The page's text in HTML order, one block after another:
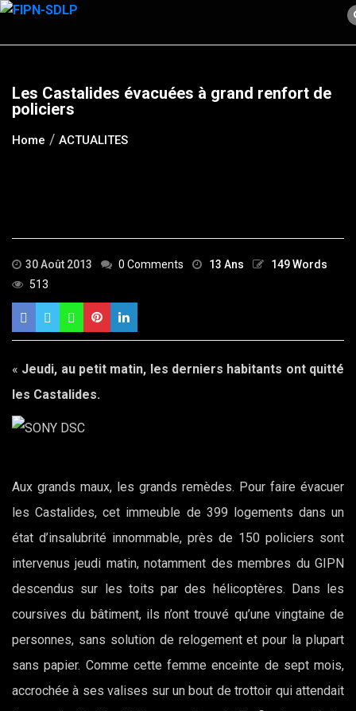
Skip
content
Les Castalides évacuées à grand renfort de
policiers
Home ACTUALITES
30 Août 2013 0 Comments 13 Ans
149 Words
513
« Jeudi, au petit matin, les derniers habitants ont quitté
les Castalides.
Aux grands maux, les grands remèdes. Pour faire évacuer
les Castalides, cet immeuble de 399 logements dans un
état d’insalubrité innommable, près de 150 policiers sont
intervenus jeudi matin, notamment des membres du GIPN
descendus sur les toits par des hélicoptères. Dans les
coursives du bâtiment, ils n’ont trouvé qu’une vingtaine de
personnes, sans solution de relogement et pour la plupart
sans papier. Comme cette femme enceinte de sept mois,
accrochée à ses valises sur un bout de trottoir qui attendait